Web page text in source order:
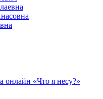
онлайн «Что я несу?»